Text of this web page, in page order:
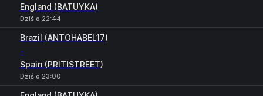
England (BATUYKA)
Dziś o 22:44
Brazil (ANTOHABEL17)
-
Spain (PRITISTREET)
Dziś o 23:00